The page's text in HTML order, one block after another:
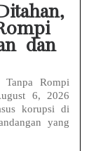
dan
Tanpa Rompi
6, 2026
korupsi di
yang